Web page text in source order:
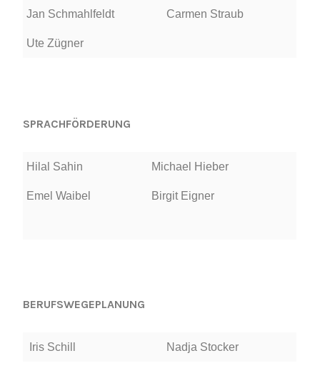
Jan Schmahlfeldt Carmen Straub
Ute Zügner
SPRACHFÖRDERUNG
Hilal Sahin Michael Hieber
Emel Waibel Birgit Eigner
BERUFSWEGEPLANUNG
Iris Schill Nadja Stocker